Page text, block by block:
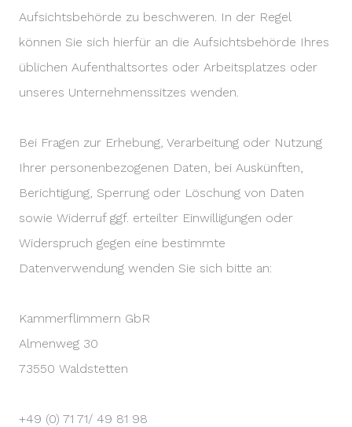
Aufsichtsbehörde zu beschweren. In der Regel
können Sie sich hierfür an die Aufsichtsbehörde Ihres
üblichen Aufenthaltsortes oder Arbeitsplatzes oder
unseres Unternehmenssitzes wenden.
Bei Fragen zur Erhebung, Verarbeitung oder Nutzung
Ihrer personenbezogenen Daten, bei Auskünften,
Berichtigung, Sperrung oder Löschung von Daten
sowie Widerruf ggf. erteilter Einwilligungen oder
Widerspruch gegen eine bestimmte
Datenverwendung wenden Sie sich bitte an:
Kammerflimmern GbR
Almenweg 30
73550 Waldstetten
+49 (0) 71 71/ 49 81 98